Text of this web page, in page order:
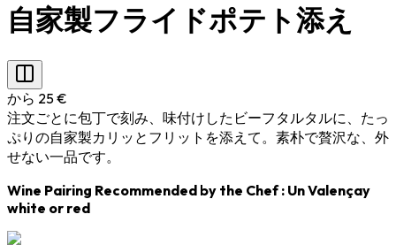
自家製フライドポテト添え
から 25 €
注文ごとに包丁で刻み、味付けしたビーフタルタルに、たっ
ぷりの自家製カリッとフリットを添えて。素朴で贅沢な、外
せない一品です。
Wine Pairing Recommended by the Chef : UnValençay
white or red